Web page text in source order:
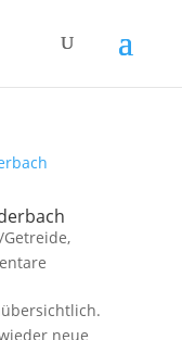
Getreide,
neue